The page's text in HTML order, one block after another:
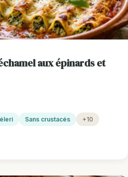
aux épinards et
Sans crustacés +10